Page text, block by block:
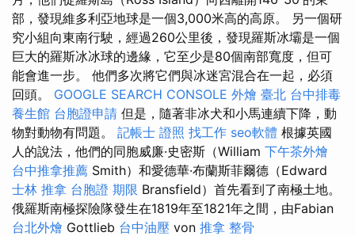
部，發現維多利亞地球是一個3,000米高的高原。 另一個研
究小組向東南行駛，經過260公里後，發現羅斯冰壩是一個
巨大的羅斯冰冰球的邊緣，它至少是80個南部寬度，但可
能會進一步。 他們多次將它們與冰迷宮混合在一起，必須
回頭。 GOOGLE SEARCH CONSOLE 外燴 臺北 台中排毒
養生館 台胞證申請 但是，隨著非冰犬和小馬連續下降，動
物對動物有問題。 記帳士 證照 找工作 seo軟體 根據英國
人的說法，他們的同胞威廉·史密斯（William 下午茶外燴
台中推拿推薦 Smith）和愛德華·布蘭斯菲爾德（Edward
士林 推拿 台胞證 期限 Bransfield）首先看到了南極土地。
俄羅斯南極探險隊發生在1819年至1821年之間，由Fabian
台北外燴 Gottlieb 台中油壓 von 推拿 整骨